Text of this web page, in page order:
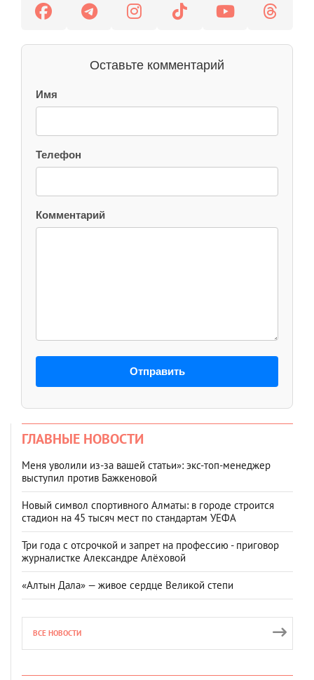
Оставьте комментарий
Имя
Телефон
Комментарий
Отправить
ГЛАВНЫЕ НОВОСТИ
Меня уволили из-за вашей статьи»: экс-топ-менеджер
выступил против Бажкеновой
Новый символ спортивного Алматы: в городе строится
стадион на 45 тысяч мест по стандартам УЕФА
Три года с отсрочкой и запрет на профессию - приговор
журналистке Александре Алёховой
«Алтын Дала» — живое сердце Великой степи
ВСЕ НОВОСТИ